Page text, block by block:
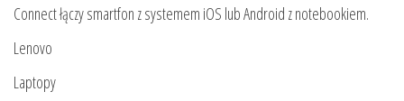
Connect łączy smartfon z systemem iOS lub Android z notebookiem.
Lenovo
Laptopy